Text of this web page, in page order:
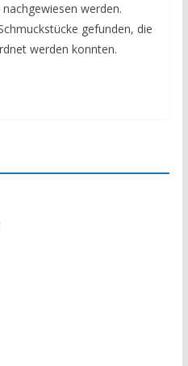
werden.
gefunden, die
werden konnten.